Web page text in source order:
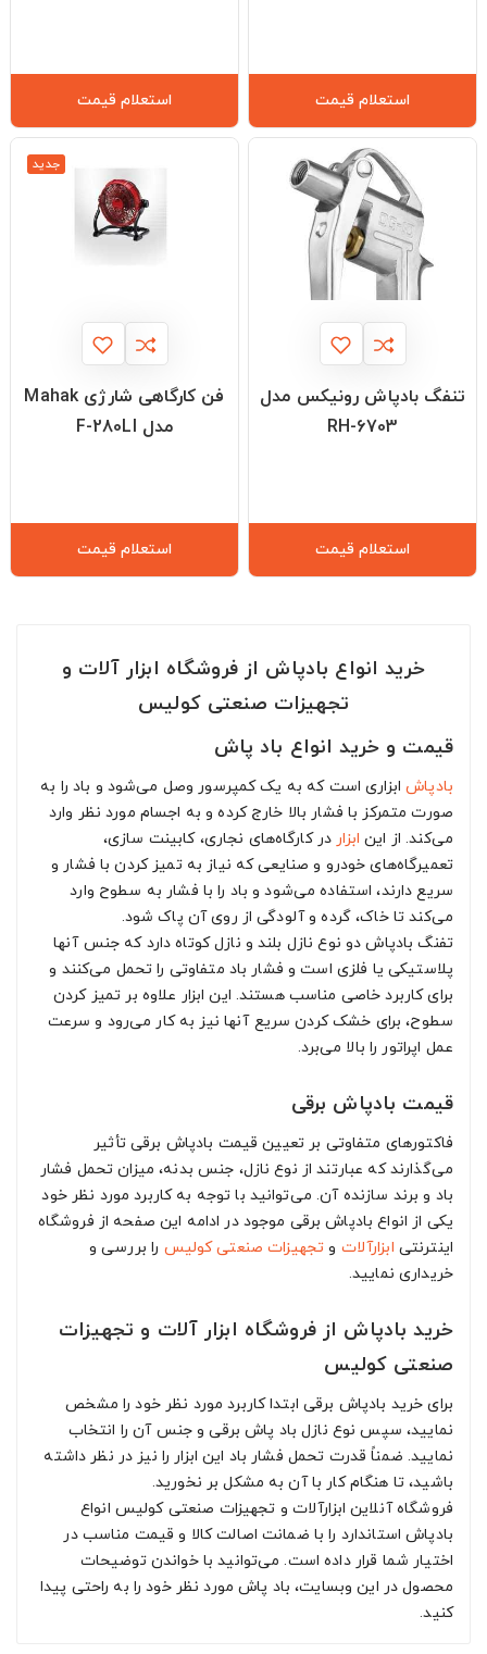
استعلام قیمت استعلام قیمت
تنفگ بادپاش رونیکس مدل
RH-6703
استعلام قیمت
جدید
فن کارگاهی شارژی Mahak
مدل F-280LI
استعلام قیمت
خرید انواع بادپاش از فروشگاه ابزار آلات و
تجهیزات صنعتی کولیس
قیمت و خرید انواع باد پاش
بادپاشابزاری است که به یک کمپرسور وصل می‌شود و باد را به
صورت متمرکز با فشار بالا خارج کرده و به اجسام مورد نظر وارد
می‌کند. از این ابزار در کارگاه‌های نجاری، کابینت سازی،
تعمیرگاه‌های خودرو و صنایعی که نیاز به تمیز کردن با فشار و
سریع دارند، استفاده می‌شود و باد را با فشار به سطوح وارد
می‌کند تا خاک، گرده و آلودگی از روی آن پاک شود.
تفنگ بادپاش دو نوع نازل بلند و نازل کوتاه دارد که جنس آنها
پلاستیکی یا فلزی است و فشار باد متفاوتی را تحمل می‌کنند و
برای کاربرد خاصی مناسب هستند. این ابزار علاوه بر تمیز کردن
سطوح، برای خشک کردن سریع آنها نیز به کار می‌رود و سرعت
عمل اپراتور را بالا می‌برد.
قیمت بادپاش برقی
فاکتورهای متفاوتی بر تعیین قیمت بادپاش برقی تأثیر
می‌گذارند که عبارتند از نوع نازل، جنس بدنه، میزان تحمل فشار
باد و برند سازنده آن. می‌توانید با توجه به کاربرد مورد نظر خود
یکی از انواع بادپاش برقی موجود در ادامه این صفحه از فروشگاه
اینترنتی ابزارآلات و تجهیزات صنعتی کولیس را بررسی و
خریداری نمایید.
خرید بادپاش از فروشگاه ابزار آلات و تجهیزات
صنعتی کولیس
برای خرید بادپاش برقی ابتدا کاربرد مورد نظر خود را مشخص
نمایید، سپس نوع نازل باد پاش برقی و جنس آن را انتخاب
نمایید. ضمناً قدرت تحمل فشار باد این ابزار را نیز در نظر داشته
باشید، تا هنگام کار با آن به مشکل بر نخورید.
فروشگاه آنلاین ابزارآلات و تجهیزات صنعتی کولیس انواع
بادپاش استاندارد را با ضمانت اصالت کالا و قیمت مناسب در
اختیار شما قرار داده است. می‌توانید با خواندن توضیحات
محصول در این وبسایت، باد پاش مورد نظر خود را به راحتی پیدا
کنید.